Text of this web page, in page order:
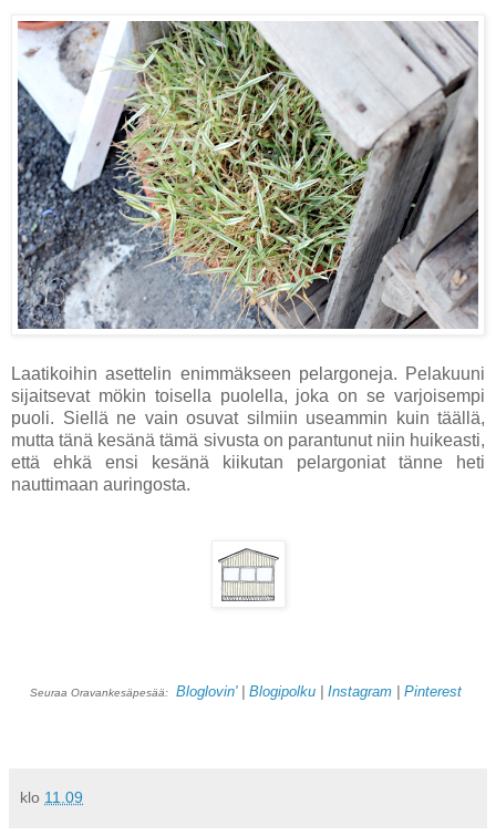
Laatikoihin asettelin enimmäkseen pelargoneja. Pelakuuni
sijaitsevat mökin toisella puolella, joka on se varjoisempi
puoli. Siellä ne vain osuvat silmiin useammin kuin täällä,
mutta tänä kesänä tämä sivusta on parantunut niin huikeasti,
että ehkä ensi kesänä kiikutan pelargoniat tänne heti
nauttimaan auringosta.
Seuraa Oravankesäpesää: Bloglovin'| Blogipolku Instagram Pinterest
klo 11.09